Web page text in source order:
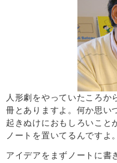
人形劇をやっていたころか
冊とありますよ。何か思い
起きぬけにおもしろいこと
ノートを置いてるんですよ。
アイデアをまずノートに書